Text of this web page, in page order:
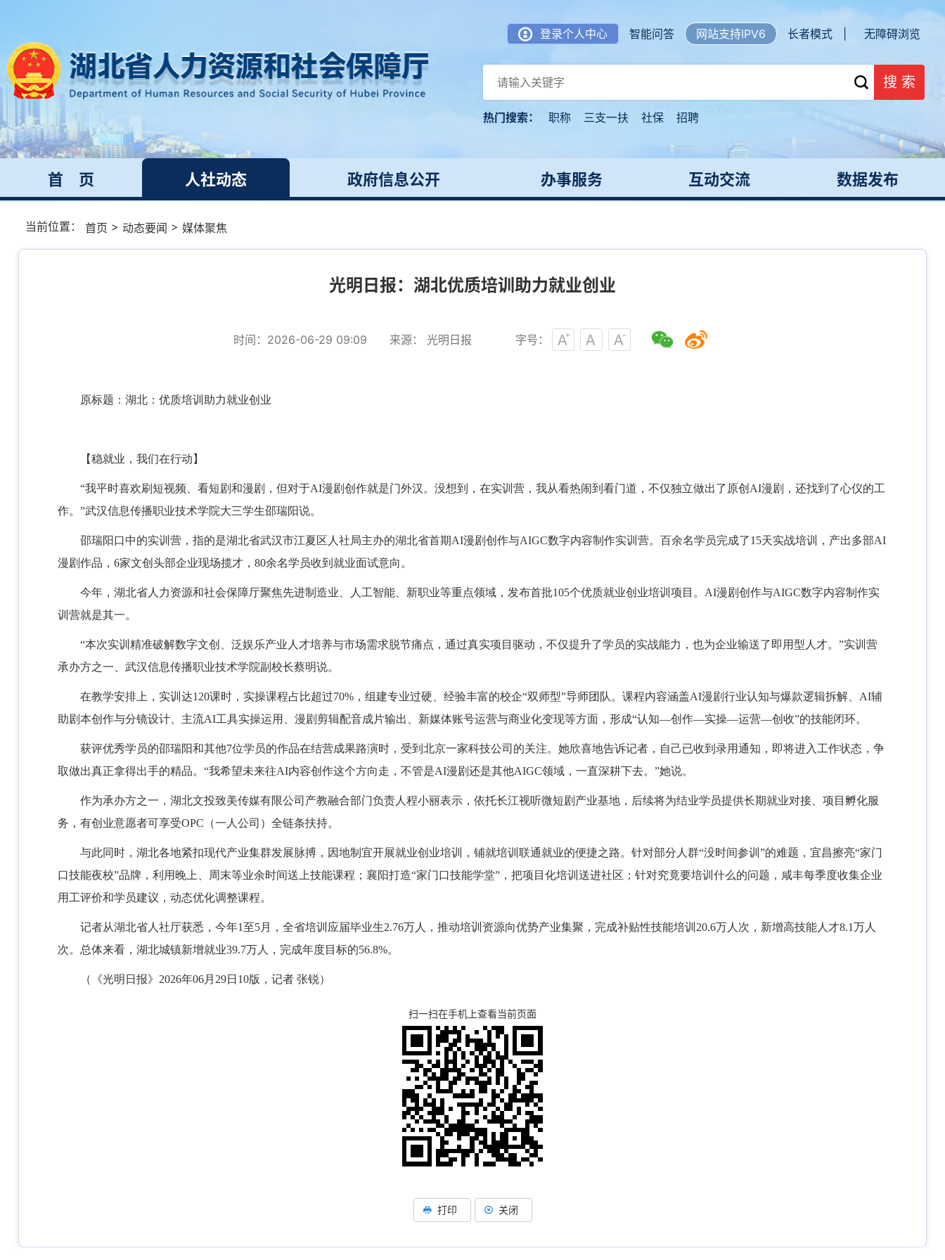
登录个人中心 智能问答 网站支持IPV6 长者模式 | 无障碍浏览
搜 索
热门搜索： 职称 三支一扶 社保 招聘
首 页 人社动态 政府信息公开 办事服务 互动交流 数据发布
当前位置： 首页 > 动态要闻 > 媒体聚焦
光明日报：湖北优质培训助力就业创业
时间：2026-06-29 09:09 来源： 光明日报 字号：
原标题： 湖北：优质培训助力就业创业
【稳就业，我们在行动】
“我平时喜欢刷短视频、看短剧和漫剧，但对于AI漫剧创作就是门外汉。没想到，在实训营，我从看热闹到看门道，不仅独立做出了原创AI漫剧，还找到了心仪的工
作。”武汉信息传播职业技术学院大三学生邵瑞阳说。
邵瑞阳口中的实训营，指的是湖北省武汉市江夏区人社局主办的湖北省首期AI漫剧创作与AIGC数字内容制作实训营。百余名学员完成了15天实战培训，产出多部AI
漫剧作品，6家文创头部企业现场揽才，80余名学员收到就业面试意向。
今年，湖北省人力资源和社会保障厅聚焦先进制造业、人工智能、新职业等重点领域，发布首批105个优质就业创业培训项目。AI漫剧创作与AIGC数字内容制作实
训营就是其一。
“本次实训精准破解数字文创、泛娱乐产业人才培养与市场需求脱节痛点，通过真实项目驱动，不仅提升了学员的实战能力，也为企业输送了即用型人才。”实训营
承办方之一、武汉信息传播职业技术学院副校长蔡明说。
在教学安排上，实训达120课时，实操课程占比超过70%，组建专业过硬、经验丰富的校企“双师型”导师团队。课程内容涵盖AI漫剧行业认知与爆款逻辑拆解、AI辅
助剧本创作与分镜设计、主流AI工具实操运用、漫剧剪辑配音成片输出、新媒体账号运营与商业化变现等方面，形成“认知—创作—实操—运营—创收”的技能闭环。
获评优秀学员的邵瑞阳和其他7位学员的作品在结营成果路演时，受到北京一家科技公司的关注。她欣喜地告诉记者，自己已收到录用通知，即将进入工作状态，争
取做出真正拿得出手的精品。“我希望未来往AI内容创作这个方向走，不管是AI漫剧还是其他AIGC领域，一直深耕下去。”她说。
作为承办方之一，湖北文投致美传媒有限公司产教融合部门负责人程小丽表示，依托长江视听微短剧产业基地，后续将为结业学员提供长期就业对接、项目孵化服
务，有创业意愿者可享受OPC（一人公司）全链条扶持。
与此同时，湖北各地紧扣现代产业集群发展脉搏，因地制宜开展就业创业培训，铺就培训联通就业的便捷之路。针对部分人群“没时间参训”的难题，宜昌擦亮“家门
口技能夜校”品牌，利用晚上、周末等业余时间送上技能课程；襄阳打造“家门口技能学堂”，把项目化培训送进社区；针对究竟要培训什么的问题，咸丰每季度收集企业
用工评价和学员建议，动态优化调整课程。
记者从湖北省人社厅获悉，今年1至5月，全省培训应届毕业生2.76万人，推动培训资源向优势产业集聚，完成补贴性技能培训20.6万人次，新增高技能人才8.1万人
次。总体来看，湖北城镇新增就业39.7万人，完成年度目标的56.8%。
（ 《光明日报》 2026年06月29日10版， 记者 张锐）
扫一扫在手机上查看当前页面
打印 关闭